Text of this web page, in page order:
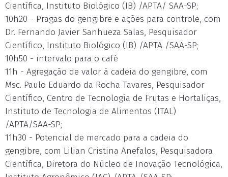
Científica, Instituto Biológico (IB) /APTA/ SAA-SP;
10h20 - Pragas do gengibre e ações para controle, com
Dr. Fernando Javier Sanhueza Salas, Pesquisador
Científico, Instituto Biológico (IB) /APTA /SAA-SP;
10h50 - intervalo para o café
11h - Agregação de valor à cadeia do gengibre, com
Msc. Paulo Eduardo da Rocha Tavares, Pesquisador
Científico, Centro de Tecnologia de Frutas e Hortaliças,
Instituto de Tecnologia de Alimentos (ITAL)
/APTA/SAA-SP;
11h30 - Potencial de mercado para a cadeia do
gengibre, com Lilian Cristina Anefalos, Pesquisadora
Científica, Diretora do Núcleo de Inovação Tecnológica,